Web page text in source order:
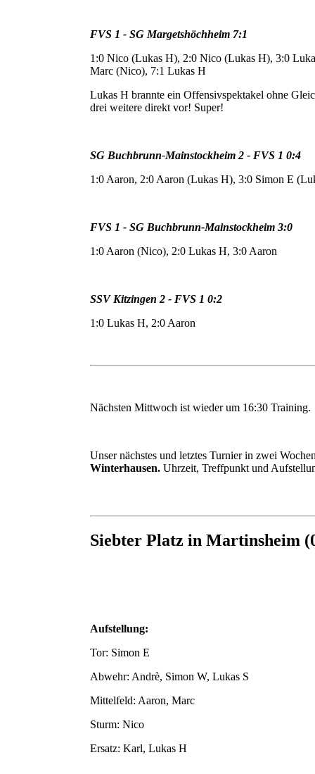
FVS 1 - SG Margetshöchheim 7:1
1:0 Nico (Lukas H), 2:0 Nico (Lukas H), 3:0
Marc (Nico), 7:1 Lukas H
Lukas H brannte ein Offensivspektakel ohne
drei weitere direkt vor! Super!
SG Buchbrunn-Mainstockheim 2 - FVS 1 0:4
1:0 Aaron, 2:0 Aaron (Lukas H), 3:0 Simon E
FVS 1 - SG Buchbrunn-Mainstockheim 3:0
1:0 Aaron (Nico), 2:0 Lukas H, 3:0 Aaron
SSV Kitzingen 2 - FVS 1 0:2
1:0 Lukas H, 2:0 Aaron
Nächsten Mittwoch ist wieder um 16:30 Training.
Unser nächstes und letztes Turnier in zwei
Winterhausen. Uhrzeit, Treffpunkt und
Siebter Platz in Martinsheim
Aufstellung:
Tor: Simon E
Abwehr: Andrè, Simon W, Lukas S
Mittelfeld: Aaron, Marc
Sturm: Nico
Ersatz: Karl, Lukas H